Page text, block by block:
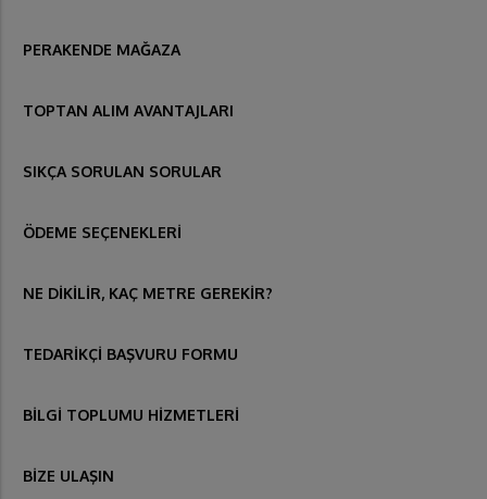
PERAKENDE MAĞAZA
TOPTAN ALIM AVANTAJLARI
SIKÇA SORULAN SORULAR
ÖDEME SEÇENEKLERİ
NE DİKİLİR, KAÇ METRE GEREKİR?
TEDARİKÇİ BAŞVURU FORMU
BİLGİ TOPLUMU HİZMETLERİ
BİZE ULAŞIN